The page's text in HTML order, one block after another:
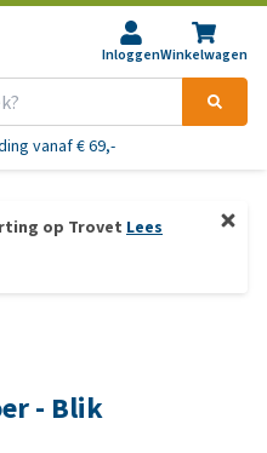
InloggenWinkelwagen
vanaf € 69,-
op Trovet Lees
- Blik